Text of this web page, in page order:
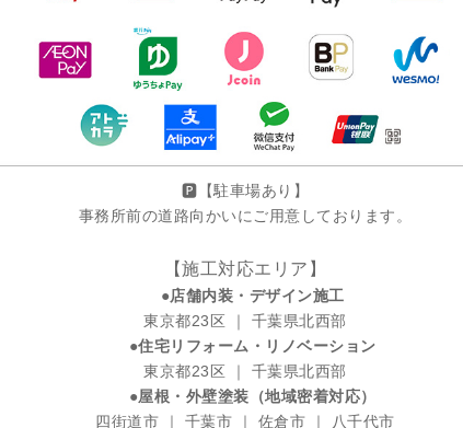
🅿️【駐車場あり】
事務所前の道路向かいにご用意しております。
【施工対応エリア】
●店舗内装・デザイン施工
東京都23区 ｜ 千葉県北西部
●住宅リフォーム・リノベーション
東京都23区 ｜ 千葉県北西部
●屋根・外壁塗装（地域密着対応）
四街道市 ｜ 千葉市 ｜ 佐倉市 ｜ 八千代市